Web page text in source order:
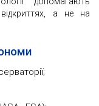
а не на